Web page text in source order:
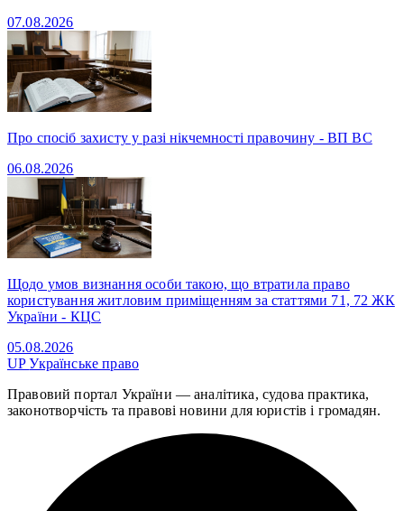
07.08.2026
Про спосіб захисту у разі нікчемності правочину - ВП ВС
06.08.2026
Щодо умов визнання особи такою, що втратила право
користування житловим приміщенням за статтями 71, 72 ЖК
України - КЦС
05.08.2026
UPУкраїнське право
Правовий портал України — аналітика, судова практика,
законотворчість та правові новини для юристів і громадян.